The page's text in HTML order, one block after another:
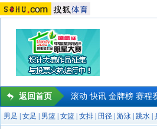
返回首页 滚动 快讯 金牌榜 赛程
男足 女足 男篮 女篮 女排 田径 游泳 跳水